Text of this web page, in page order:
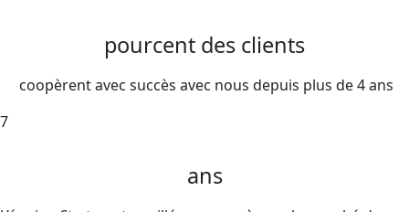
pourcent des clients
coopèrent avec succès avec nous depuis plus de 4 ans
7
ans